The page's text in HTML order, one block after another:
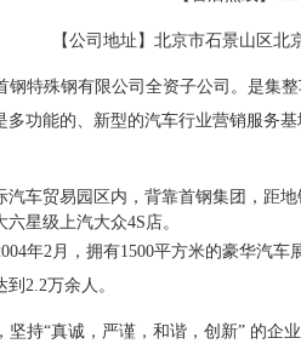
【公司地址】北京市石景山区北
特殊钢有限公司全资子公司。是集
功能的、新型的汽车行业营销服务
车贸易园区内，背靠首钢集团，距
星级上汽大众4S店。
年2月，拥有1500平方米的豪华汽
2.2万余人。
持“真诚，严谨，和谐，创新” 的企